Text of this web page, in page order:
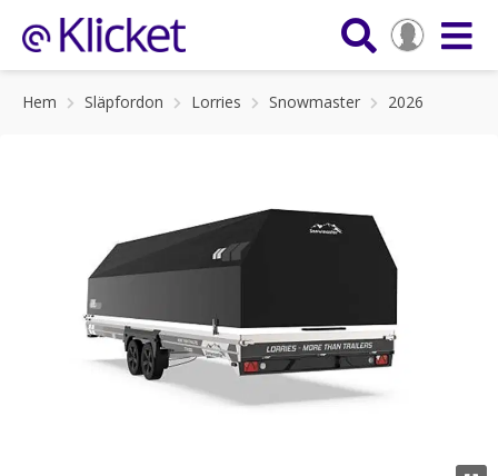
Hem Släpfordon Lorries Snowmaster 2026